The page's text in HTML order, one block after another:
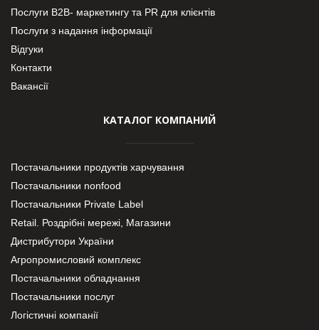
Послуги В2В- маркетингу та PR для клієнтів
Послуги з надання інформації
Відгуки
Контакти
Вакансії
КАТАЛОГ КОМПАНИЙ
Постачальники продуктів харчування
Постачальники nonfood
Постачальники Private Label
Retail. Роздрібні мережі, Магазини
Дистрибутори України
Агропромисловий комплекс
Постачальники обладнання
Постачальники послуг
Логістичні компанії